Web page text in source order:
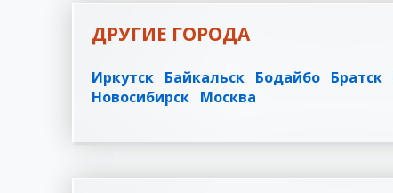
ДРУГИЕ ГОРОДА
Иркутск Байкальск Бодайбо Братск
Новосибирск Москва